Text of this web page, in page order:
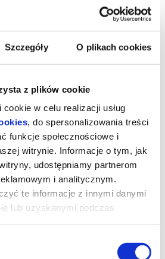
Szczegóły O plikach cookies
z plików cookie
w celu realizacji usług
, do spersonalizowania treści
funkcje społecznościowe i
witrynie. Informacje o tym, jak
udostępniamy partnerom
i analitycznym.
te informacje z innymi danymi
lub uzyskanymi podczas
Mniejsze niebo
niebo”, reż. Janusz Morgenstern,
w średnim wieku, naukowiec
decyduje się mieszkać na dworcu –
do próby zdiagnozowania
(J. Zaorski) – bezskutecznie.